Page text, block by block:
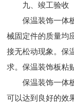
九、竣工验收
保温装饰一体
械固定件的质量均
接无松动现象。保
求。保温装饰板粘
保温装饰一体
可以达到良好的效